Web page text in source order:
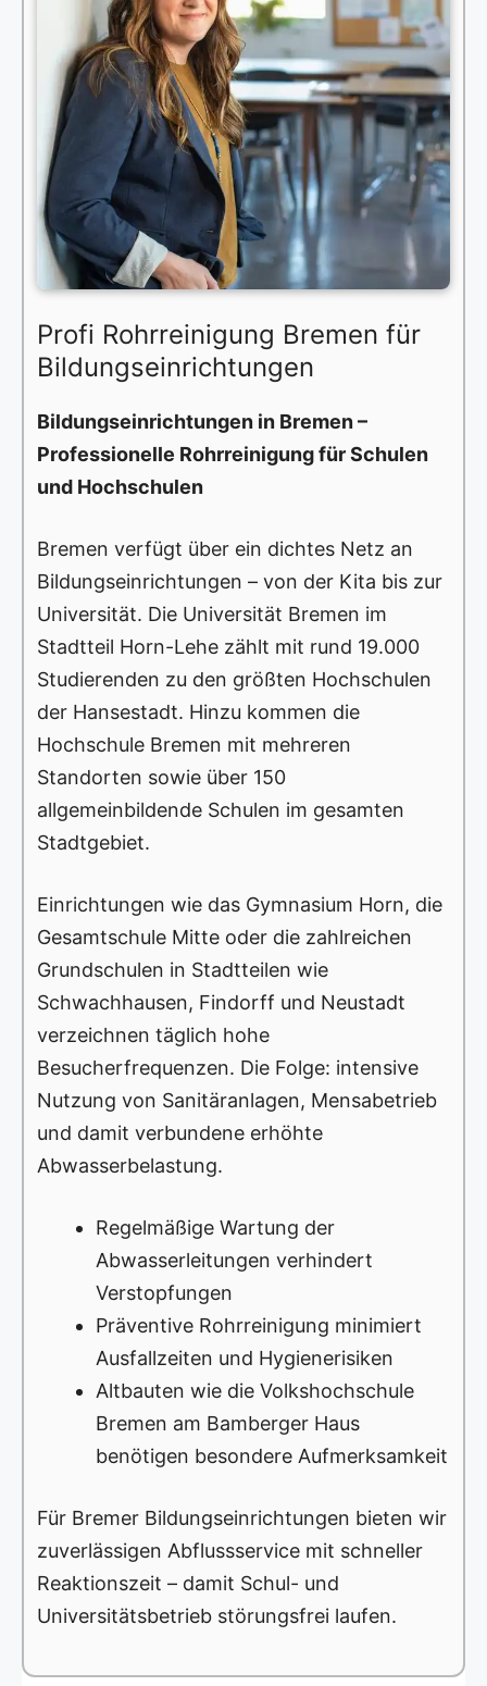
Profi Rohrreinigung Bremen für
Bildungseinrichtungen
Bildungseinrichtungen in Bremen –
Professionelle Rohrreinigung für Schulen
und Hochschulen
Bremen verfügt über ein dichtes Netz an
Bildungseinrichtungen – von der Kita bis zur
Universität. Die Universität Bremen im
Stadtteil Horn-Lehe zählt mit rund 19.000
Studierenden zu den größten Hochschulen
der Hansestadt. Hinzu kommen die
Hochschule Bremen mit mehreren
Standorten sowie über 150
allgemeinbildende Schulen im gesamten
Stadtgebiet.
Einrichtungen wie das Gymnasium Horn, die
Gesamtschule Mitte oder die zahlreichen
Grundschulen in Stadtteilen wie
Schwachhausen, Findorff und Neustadt
verzeichnen täglich hohe
Besucherfrequenzen. Die Folge: intensive
Nutzung von Sanitäranlagen, Mensabetrieb
und damit verbundene erhöhte
Abwasserbelastung.
Regelmäßige Wartung der
Abwasserleitungen verhindert
Verstopfungen
Präventive Rohrreinigung minimiert
Ausfallzeiten und Hygienerisiken
Altbauten wie die Volkshochschule
Bremen am Bamberger Haus
benötigen besondere Aufmerksamkeit
Für Bremer Bildungseinrichtungen bieten wir
zuverlässigen Abflussservice mit schneller
Reaktionszeit – damit Schul- und
Universitätsbetrieb störungsfrei laufen.